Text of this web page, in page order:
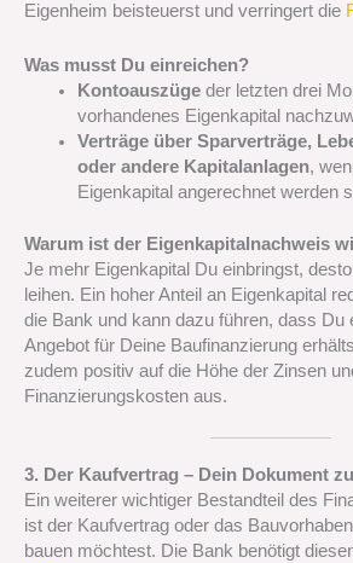
Eigenheim beisteuerst und verringert die
Was musst Du einreichen?
Kontoauszügeder letzten drei
vorhandenes Eigenkapital
Verträge über Sparverträge,
oder andere Kapitalanlagen,
Eigenkapital angerechnet werden
Warum ist der Eigenkapitalnachweis
Je mehr Eigenkapital Du einbringst,
leihen. Ein hoher Anteil an Eigenkapital
die Bank und kann dazu führen, dass Du
Angebot für Deine Baufinanzierung
zudem positiv auf die Höhe der Zinsen
Finanzierungskosten aus.
3. Der Kaufvertrag – Dein Dokument
Ein weiterer wichtiger Bestandteil des
ist der Kaufvertrag oder das
bauen möchtest. Die Bank benötigt